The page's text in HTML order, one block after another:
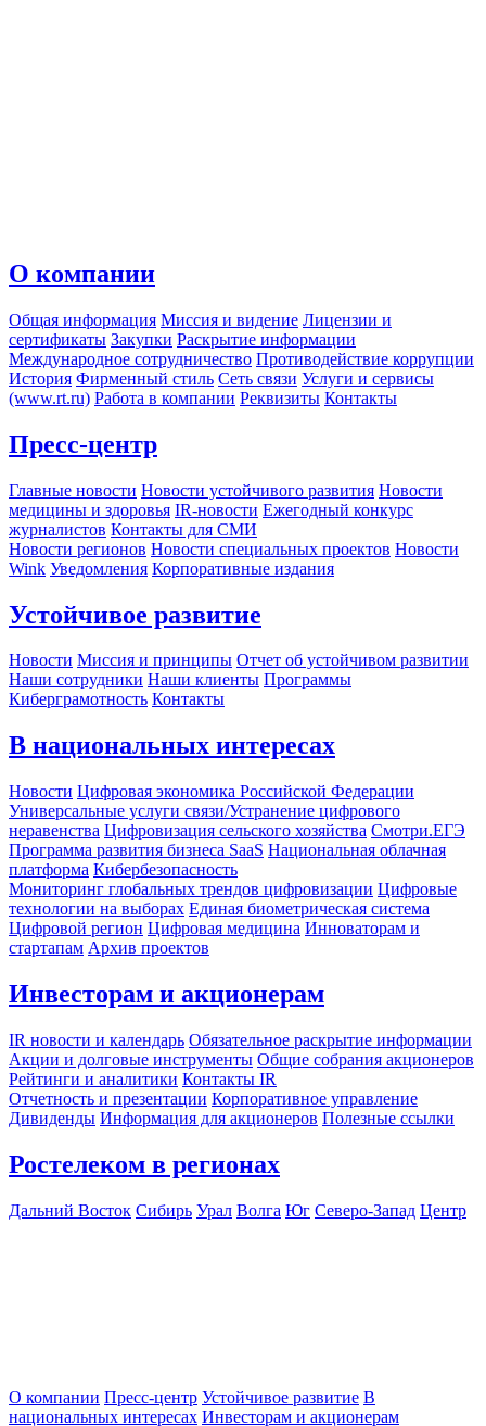
О компании
Общая информация Миссия и видение Лицензии и
сертификаты Закупки Раскрытие информации
Международное сотрудничество Противодействие коррупции
История Фирменный стиль Сеть связи Услуги и сервисы
(www.rt.ru) Работа в компании Реквизиты Контакты
Пресс-центр
Главные новости Новости устойчивого развития Новости
медицины и здоровья IR-новости Ежегодный конкурс
журналистов Контакты для СМИ
Новости регионов Новости специальных проектов Новости
Wink Уведомления Корпоративные издания
Устойчивое развитие
Новости Миссия и принципы Отчет об устойчивом развитии
Наши сотрудники Наши клиенты Программы
Киберграмотность Контакты
В национальных интересах
Новости Цифровая экономика Российской Федерации
Универсальные услуги связи/Устранение цифрового
неравенства Цифровизация сельского хозяйства Смотри.ЕГЭ
Программа развития бизнеса SaaS Национальная облачная
платформа Кибербезопасность
Мониторинг глобальных трендов цифровизации Цифровые
технологии на выборах Единая биометрическая система
Цифровой регион Цифровая медицина Инноваторам и
стартапам Архив проектов
Инвесторам и акционерам
IR новости и календарь Обязательное раскрытие информации
Акции и долговые инструменты Общие собрания акционеров
Рейтинги и аналитики Контакты IR
Отчетность и презентации Корпоративное управление
Дивиденды Информация для акционеров Полезные ссылки
Ростелеком в регионах
Дальний Восток Сибирь Урал Волга Юг Северо-Запад Центр
О компании Пресс-центр Устойчивое развитие В
национальных интересах Инвесторам и акционерам